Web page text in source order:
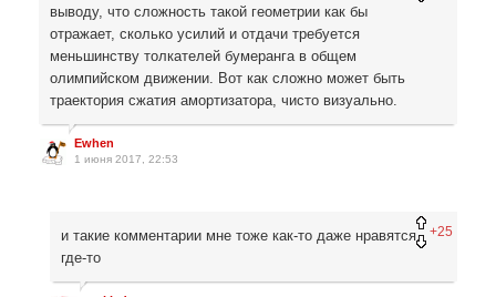
выводу, что сложность такой геометрии как бы
отражает, сколько усилий и отдачи требуется
меньшинству толкателей бумеранга в общем
олимпийском движении. Вот как сложно может быть
траектория сжатия амортизатора, чисто визуально.
Ewhen
1 июня 2017, 22:53
+25
и такие комментарии мне тоже как-то даже нравятся,
где-то